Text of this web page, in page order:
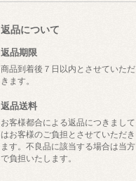
返品について
返品期限
商品到着後７日以内とさせていただ
きます。
返品送料
お客様都合による返品につきまして
はお客様のご負担とさせていただき
ます。不良品に該当する場合は当方
で負担いたします。